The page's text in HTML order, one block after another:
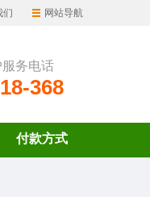
们 网站导航
务电话
368
付款方式